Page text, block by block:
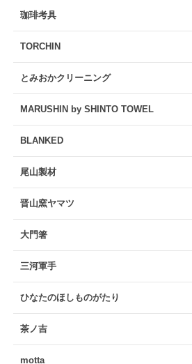
珈琲考具
TORCHIN
とみおかクリーニング
MARUSHIN by SHINTO TOWEL
BLANKED
尾山製材
晋山窯ヤマツ
大門箸
三河軍手
ひなたのほしものがたり
茶ノ吉
motta